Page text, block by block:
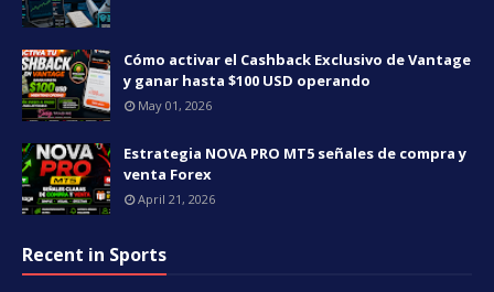
Cómo activar el Cashback Exclusivo de Vantage
y ganar hasta $100 USD operando
May 01, 2026
Estrategia NOVA PRO MT5 señales de compra y
venta Forex
April 21, 2026
Recent in Sports